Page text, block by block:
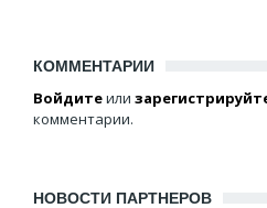
КОММЕНТАРИИ
Войдитеили
комментарии.
НОВОСТИ ПАРТНЕРОВ